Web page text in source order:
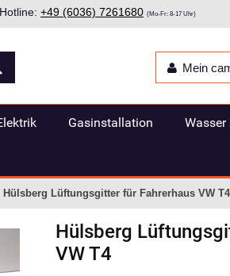
Hotline: +49 (6036) 7261680 (Mo-Fr: 8-17 Uhr)
Mein
Gasinstallation Wasser
Hülsberg Lüftungsgitter für Fahrerhaus VW T4
Hülsberg
VW T4